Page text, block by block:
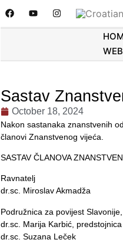
Sastav
October 18, 2024
Nakon sastanaka znanstvenih
članovi Znanstvenog vijeća.
SASTAV ČLANOVA
Ravnatelj
dr.sc. Miroslav Akmadža
Podružnica za povijest
dr.sc. Marija Karbić, predstojnica
dr.sc. Suzana Leček